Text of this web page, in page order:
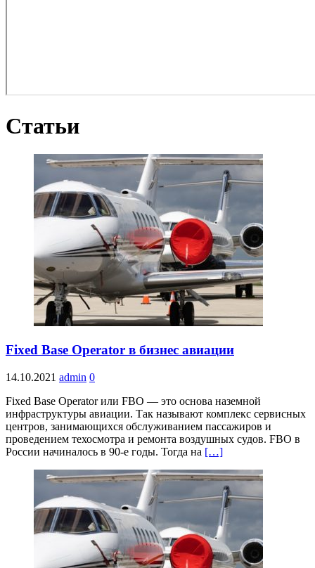
Статьи
Fixed Base Operator в бизнес авиации
14.10.2021 admin 0
Fixed Base Operator или FBO — это основа наземной
инфраструктуры авиации. Так называют комплекс сервисных
центров, занимающихся обслуживанием пассажиров и
проведением техосмотра и ремонта воздушных судов. FBO в
России начиналось в 90-е годы. Тогда на […]